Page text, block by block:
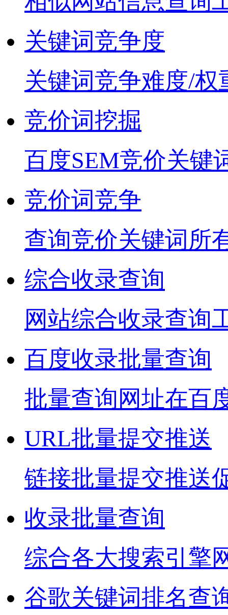
关键词竞争度
关键词竞争难度/权
竞价词挖掘
百度SEM竞价关键
竞价词竞争
查询竞价关键词所
综合收录查询
网站综合收录查询
百度收录批量查询
批量查询网址在百
URL批量提交推送
链接批量提交推送
收录批量查询
综合各大搜索引擎
谷歌关键词排名查